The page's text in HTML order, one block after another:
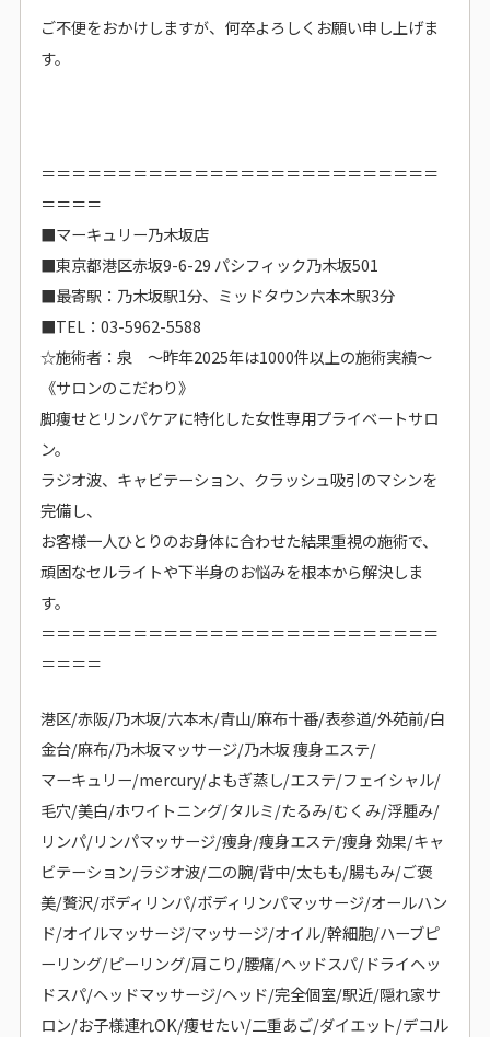
ご不便をおかけしますが、何卒よろしくお願い申し上げま
す。
＝＝＝＝＝＝＝＝＝＝＝＝＝＝＝＝＝＝＝＝＝＝＝＝＝＝
＝＝＝＝
■マーキュリー乃木坂店
■東京都港区赤坂9-6-29 パシフィック乃木坂501
■最寄駅：乃木坂駅1分、ミッドタウン六本木駅3分
■TEL：03-5962-5588
☆施術者：泉 ～昨年2025年は1000件以上の施術実績～
《サロンのこだわり》
脚痩せとリンパケアに特化した女性専用プライベートサロ
ン。
ラジオ波、キャビテーション、クラッシュ吸引のマシンを
完備し、
お客様一人ひとりのお身体に合わせた結果重視の施術で、
頑固なセルライトや下半身のお悩みを根本から解決しま
す。
＝＝＝＝＝＝＝＝＝＝＝＝＝＝＝＝＝＝＝＝＝＝＝＝＝＝
＝＝＝＝
港区/赤阪/乃木坂/六本木/青山/麻布十番/表参道/外苑前/白
金台/麻布/乃木坂マッサージ/乃木坂 痩身エステ/
マーキュリー/mercury/よもぎ蒸し/エステ/フェイシャル/
毛穴/美白/ホワイトニング/タルミ/たるみ/むくみ/浮腫み/
リンパ/リンパマッサージ/痩身/痩身エステ/痩身 効果/キャ
ビテーション/ラジオ波/二の腕/背中/太もも/腸もみ/ご褒
美/贅沢/ボディリンパ/ボディリンパマッサージ/オールハン
ド/オイルマッサージ/マッサージ/オイル/幹細胞/ハーブピ
ーリング/ピーリング/肩こり/腰痛/ヘッドスパ/ドライヘッ
ドスパ/ヘッドマッサージ/ヘッド/完全個室/駅近/隠れ家サ
ロン/お子様連れOK/痩せたい/二重あご/ダイエット/デコル